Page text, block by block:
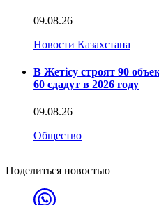
09.08.26
Новости Казахстана
В Жетісу строят 90
60 сдадут в 2026 году
09.08.26
Общество
Поделиться новостью